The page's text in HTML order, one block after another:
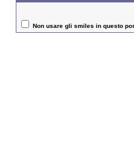
Non usare gli smiles in questo